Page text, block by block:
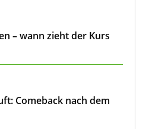
– wann zieht der Kurs
Comeback nach dem